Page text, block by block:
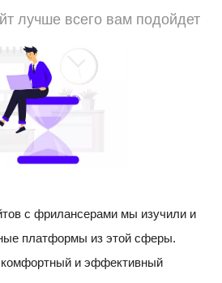
лучше всего вам подойдет
с фрилансерами мы изучили и
платформы из этой сферы.
комфортный и эффективный